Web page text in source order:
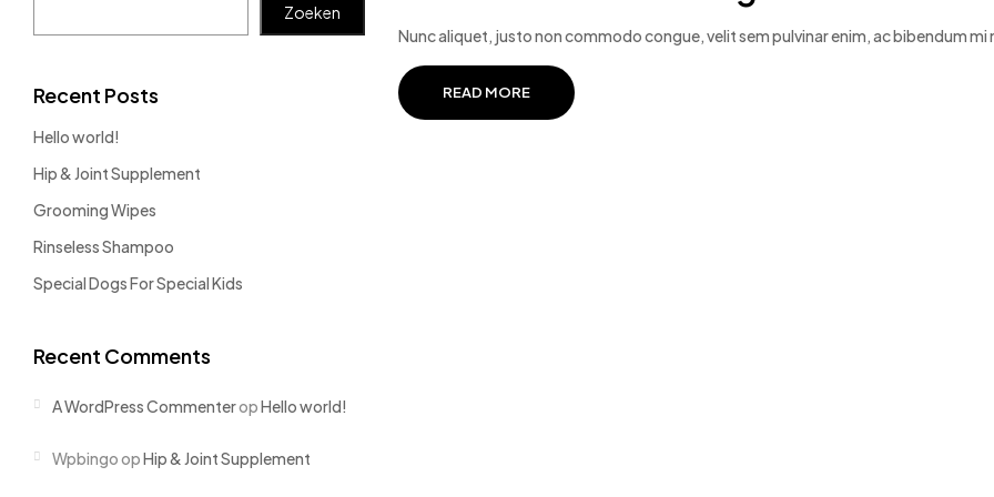
Zoeken
Recent Posts
Hello world!
Hip & Joint Supplement
Grooming Wipes
Rinseless Shampoo
Special Dogs For Special Kids
Recent Comments
A WordPress CommenteropHello world!
WpbingoopHip & Joint Supplement
Nunc aliquet, justo non commodo congue, velit sem pulvinar enim, ac bibendum
READ MORE